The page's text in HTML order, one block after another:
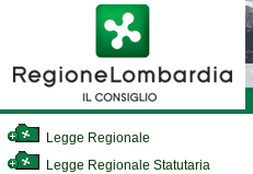
Legge Regionale
Legge Regionale Statutaria